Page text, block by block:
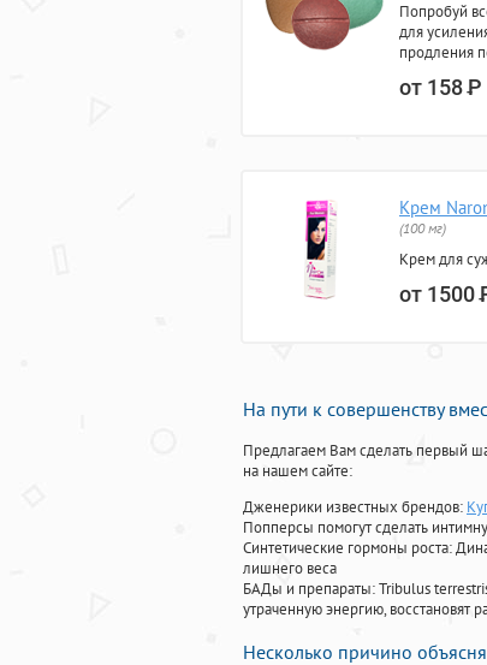
Попробуй
для
продления
от 158Р
Крем
(100 мг)
Крем для
от 1500
На пути к совершенству
Предлагаем Вам сделать первый
на нашем сайте:
Дженерики известных брендов:
Попперсы помогут сделать
Синтетические гормоны роста:
лишнего веса
БАДы и препараты:Tribulus
утраченную энергию, восстановят
Несколько причино